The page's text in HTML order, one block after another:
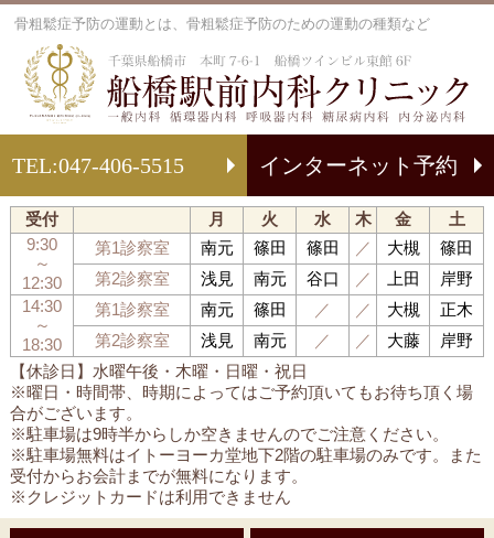
骨粗鬆症予防の運動とは、骨粗鬆症予防のための運動の種類など
TEL:047-406-5515 インターネット予約
【休診日】水曜午後・木曜・日曜・祝日
※曜日・時間帯、時期によってはご予約頂いてもお待ち頂く場
合がございます。
※駐車場は9時半からしか空きませんのでご注意ください。
※駐車場無料はイトーヨーカ堂地下2階の駐車場のみです。また
受付からお会計までが無料になります。
※クレジットカードは利用できません
受付 月 火 水 木 金
土
9:30
～
12:30
第1診察室 南元 篠田 篠田 ／ 大槻
篠田
第2診察室
浅見 南元 谷口 ／ 上田
岸野
14:30
～
18:30
第1診察室 南元 篠田 ／ ／ 大槻
正木
第2診察室
浅見 南元 ／ ／ 大藤 岸野